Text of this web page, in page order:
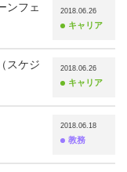
ンフェ
2018.06.26
キャリア
スケジ
2018.06.26
キャリア
2018.06.18
教務